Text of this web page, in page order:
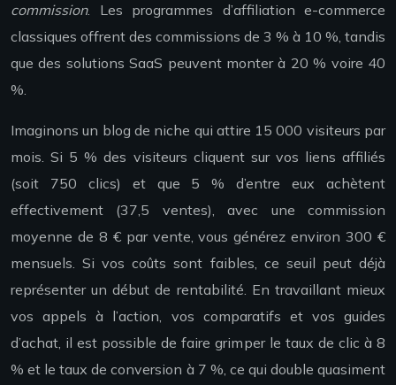
commission. Les programmes d’affiliation e-commerce
classiques offrent des commissions de 3 % à 10 %, tandis
que des solutions SaaS peuvent monter à 20 % voire 40
%.
Imaginons un blog de niche qui attire 15 000 visiteurs par
mois. Si 5 % des visiteurs cliquent sur vos liens affiliés
(soit 750 clics) et que 5 % d’entre eux achètent
effectivement (37,5 ventes), avec une commission
moyenne de 8 € par vente, vous générez environ 300 €
mensuels. Si vos coûts sont faibles, ce seuil peut déjà
représenter un début de rentabilité. En travaillant mieux
vos appels à l’action, vos comparatifs et vos guides
d’achat, il est possible de faire grimper le taux de clic à 8
% et le taux de conversion à 7 %, ce qui double quasiment